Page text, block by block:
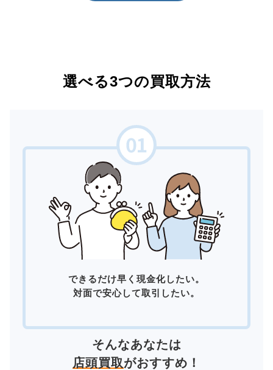
選べる3つの買取方法
できるだけ早く現金化したい。
対面で安心して取引したい。
そんなあなたは
店頭買取がおすすめ！